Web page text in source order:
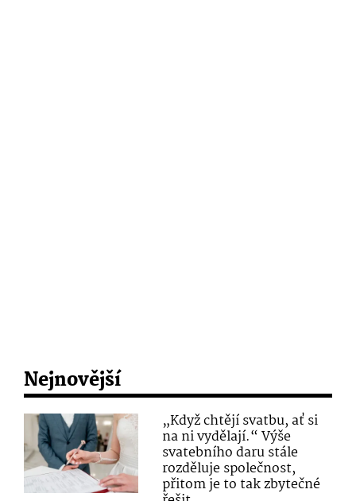
Nejnovější
„Když chtějí svatbu, ať si
na ni vydělají.“ Výše
svatebního daru stále
rozděluje společnost,
přitom je to tak zbytečné